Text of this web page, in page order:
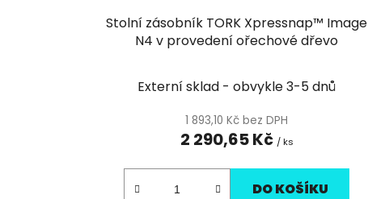
Stolní zásobník TORK Xpressnap™ Image
N4 v provedení ořechové dřevo
Externí sklad - obvykle 3-5 dnů
1 893,10 Kč bez DPH
2 290,65 Kč / ks
DO KOŠÍKU